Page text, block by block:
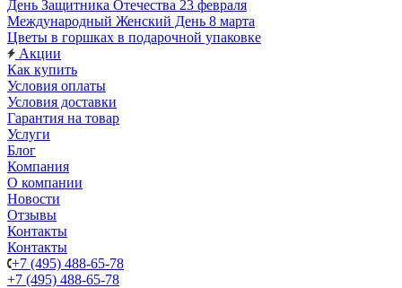
День Защитника Отечества 23 февраля
Международный Женский День 8 марта
Цветы в горшках в подарочной упаковке
Акции
Как купить
Условия оплаты
Условия доставки
Гарантия на товар
Услуги
Блог
Компания
О компании
Новости
Отзывы
Контакты
Контакты
+7 (495) 488-65-78
+7 (495) 488-65-78